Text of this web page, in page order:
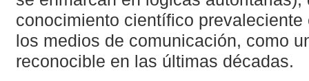
conocimiento científico
los medios de comunicación, como
reconocible en las últimas décadas.